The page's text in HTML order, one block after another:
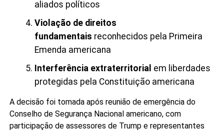
aliados políticos
Violação de direitos
fundamentais reconhecidos pela Primeira
Emenda americana
Interferência extraterritorial em liberdades
protegidas pela Constituição americana
A decisão foi tomada após reunião de emergência do
Conselho de Segurança Nacional americano, com
participação de assessores de Trump e representantes